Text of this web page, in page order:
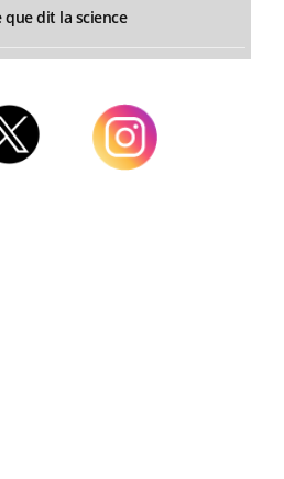
que dit la science